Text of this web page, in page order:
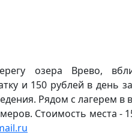
озера Врево,
и 150 рублей в день
Рядом с лагерем в
Стоимость места -